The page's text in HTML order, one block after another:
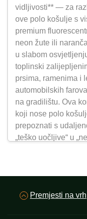
vidljivosti** — za
ove polo košulje s
premium
neon žute ili
u slabom
toplinski
prsima, ramenima i
automobilskih
na gradilištu. Ova
koji nose polo
prepoznati s
„teško uočljive“ u
osiguravaju
Premjesti na vrh